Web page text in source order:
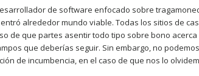
de software enfocado sobre
alrededor mundo viable. Todas los sitios de
de que partes asentir todo tipo sobre bono
que deberías seguir. Sin embargo, no
de incumbencia, en el caso de que nos lo